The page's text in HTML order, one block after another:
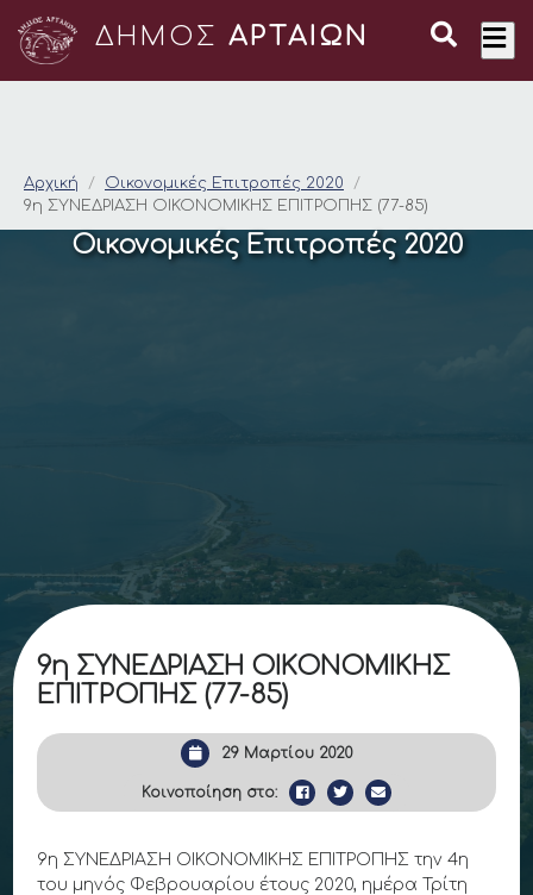
ΔΗΜΟΣ ΑΡΤΑΙΩΝ
9η ΣΥΝΕΔΡΙΑΣΗ
Αρχική
Οικονομικές Επιτροπές 2020
9η ΣΥΝΕΔΡΙΑΣΗ ΟΙΚΟΝΟΜΙΚΗΣ ΕΠΙΤΡΟΠΗΣ (77-85)
Οικονομικές Επιτροπές 2020
9η ΣΥΝΕΔΡΙΑΣΗ ΟΙΚΟΝΟΜΙΚΗΣ
ΕΠΙΤΡΟΠΗΣ (77-85)
29 Μαρτίου 2020
Κοινοποίηση στο:
9η ΣΥΝΕΔΡΙΑΣΗ ΟΙΚΟΝΟΜΙΚΗΣ ΕΠΙΤΡΟΠΗΣ την 4η
του μηνός Φεβρουαρίου έτους 2020, ημέρα Τρίτη